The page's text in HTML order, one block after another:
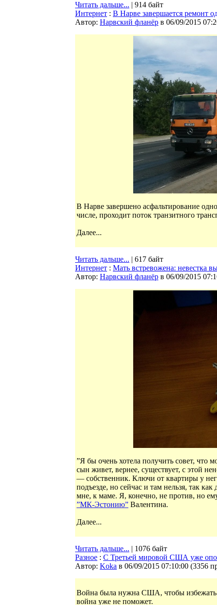
Читать дальше... | 914 байт
Интернет : В Нарве завершается ремонт
Автор: Нарвский фланёр в 06/09/2015
В Нарве завершено асфальтирование
числе, проходит поток транзитного
Далее...
Читать дальше... | 617 байт
Интернет : Мать встревожена: невестка
Автор: Нарвский фланёр в 06/09/2015
”Я бы очень хотела получить совет,
сын живет, вернее, существует, с этой
— собственник. Ключи от квартиры у
подъезде, но сейчас и там нельзя, так
мне, к маме. Я, конечно, не против, но
”МК-Эстонию” Валентина.
Далее...
Читать дальше... | 1076 байт
Разное : С Третьей мировой США уже
Автор: Koka в 06/09/2015 07:10:00 (3356
Война была нужна США, чтобы избежать
война уже не поможет.